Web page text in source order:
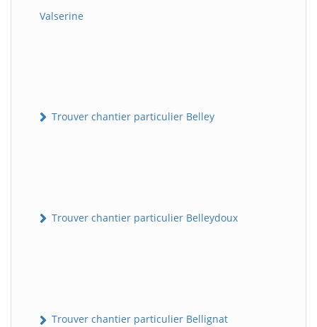
Valserine
Trouver chantier particulier Belley
Trouver chantier particulier Belleydoux
Trouver chantier particulier Bellignat